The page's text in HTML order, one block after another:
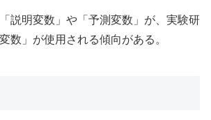
説明変数」や「予測変数」が、実験研
数」が使用される傾向がある。